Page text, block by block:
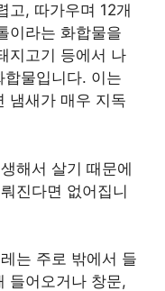
고, 따가우며 12개
이라는 화합물을
지고기 등에서 나
물입니다. 이는
냄새가 매우 지독
해서 살기 때문에
진다면 없어집니
는 주로 밖에서 들
들어오거나 창문,